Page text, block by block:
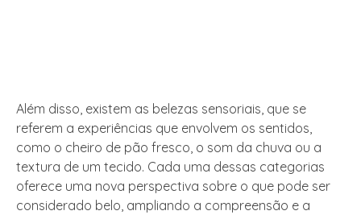
Além disso, existem as belezas sensoriais, que se
referem a experiências que envolvem os sentidos,
como o cheiro de pão fresco, o som da chuva ou a
textura de um tecido. Cada uma dessas categorias
oferece uma nova perspectiva sobre o que pode ser
considerado belo, ampliando a compreensão e a